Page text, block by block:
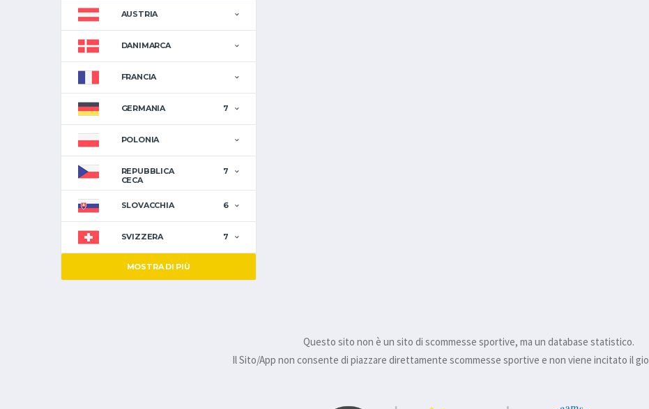
AUSTRIA
DANIMARCA
FRANCIA
GERMANIA 7
POLONIA
REPUBBLICA
CECA
7
SLOVACCHIA 6
SVIZZERA 7
MOSTRA DI PIÙ
Questo sito non è un sito di scommesse sportive, ma un database statistico.
Il Sito/App non consente di piazzare direttamente scommesse sportive e non viene incitato il